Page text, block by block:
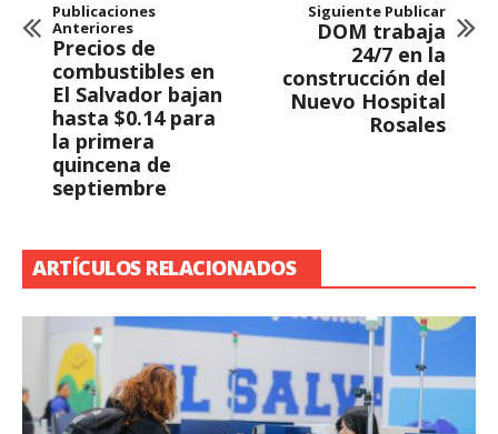
Publicaciones
Anteriores
Precios de
combustibles en
El Salvador bajan
hasta $0.14 para
la primera
quincena de
septiembre
Siguiente Publicar
DOM trabaja
24/7 en la
construcción del
Nuevo Hospital
Rosales
ARTÍCULOS RELACIONADOS